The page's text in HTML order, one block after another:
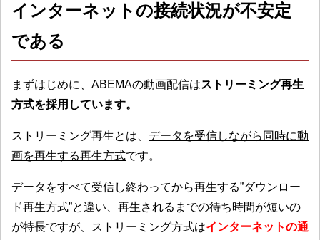
インターネットの接続状況が不安定
である
まずはじめに、ABEMAの動画配信はストリーミング再生
方式を採用しています。
ストリーミング再生とは、 データを受信しながら同時に動
画を再生する再生方式です。
データをすべて受信し終わってから再生する”ダウンロー
ド再生方式”と違い、再生されるまでの待ち時間が短いの
が特長ですが、
ストリーミング方式はインターネットの通